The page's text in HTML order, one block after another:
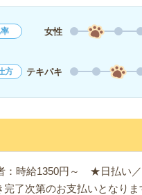
女性
方 テキパキ
：時給1350円～ ★日払い／
了次第のお支払いとなりま